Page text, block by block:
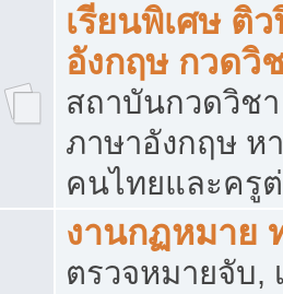
เรียนพิเศษ ติ
อังกฤษ กวดวิ
สถาบันกวดวิช
ภาษาอังกฤษ ห
คนไทยและครู
งานกฏหมาย
ตรวจหมายจับ,